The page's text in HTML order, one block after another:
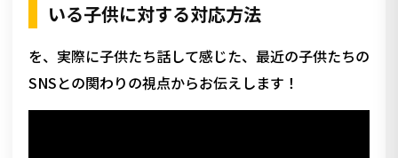
いる子供に対する対応方法
を、実際に子供たち話して感じた、最近の子供たちの
SNSとの関わりの視点からお伝えします！